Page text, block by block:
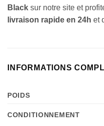
Black sur notre site et
livraison rapide en 24h et
INFORMATIONS
POIDS
CONDITIONNEMENT